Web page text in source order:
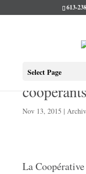
613-
Select Page
Nov 13, 2015 |
La